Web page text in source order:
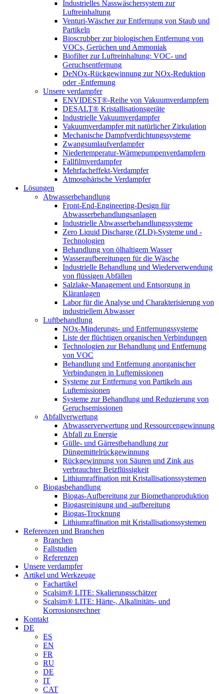
Industrielles Nasswäschersystem zur
Luftreinhaltung
Venturi-Wäscher zur Entfernung von Staub und
Partikeln
Bioscrubber zur biologischen Entfernung von
VOCs, Gerüchen und Ammoniak
Biofilter zur Luftreinhaltung: VOC- und
Geruchsentfernung
DeNOx-Rückgewinnung zur NOx-Reduktion
oder -Entfernung
Unsere verdampfer
ENVIDEST®-Reihe von Vakuumverdampfern
DESALT® Kristallisationsgeräte
Industrielle Vakuumverdampfer
Vakuumverdampfer mit natürlicher Zirkulation
Mechanische Dampfverdichtungssysteme
Zwangsumlaufverdampfer
Niedertemperatur-Wärmepumpenverdampfern
Fallfilmverdampfer
Mehrfacheffekt-Verdampfer
Atmosphärische Verdampfer
Lösungen
Abwasserbehandlung
Front-End-Engineering-Design für
Abwasserbehandlungsanlagen
Industrielle Abwasserbehandlungssysteme
Zero Liquid Discharge (ZLD)-Systeme und -
Technologien
Behandlung von ölhaltigem Wasser
Wasseraufbereitungen für die Wäsche
Industrielle Behandlung und Wiederverwendung
von flüssigen Abfällen
Salzlake-Management und Entsorgung in
Kläranlagen
Labor für die Analyse und Charakterisierung von
industriellem Abwasser
Luftbehandlung
NOx-Minderungs- und Entfernungssysteme
Liste der flüchtigen organischen Verbindungen
Technologien zur Behandlung und Entfernung
von VOC
Behandlung und Entfernung anorganischer
Verbindungen in Luftemissionen
Systeme zur Entfernung von Partikeln aus
Luftemissionen
Systeme zur Behandlung und Reduzierung von
Geruchsemissionen
Abfallverwertung
Abwasserverwertung und Ressourcengewinnung
Abfall zu Energie
Gülle- und Gärrestbehandlung zur
Düngemittelrückgewinnung
Rückgewinnung von Säuren und Zink aus
verbrauchter Beizflüssigkeit
Lithiumraffination mit Kristallisationssystemen
Biogasbehandlung
Biogas-Aufbereitung zur Biomethanproduktion
Biogasreinigung und -aufbereitung
Biogas-Trocknung
Lithiumraffination mit Kristallisationssystemen
Referenzen und Branchen
Branchen
Fallstudien
Referenzen
Unsere verdampfer
Artikel und Werkzeuge
Fachartikel
Scalsim® LITE: Skalierungsschätzer
Scalsim® LITE: Härte-, Alkalinitäts- und
Korrosionsrechner
Kontakt
DE
ES
EN
FR
RU
DE
IT
CAT